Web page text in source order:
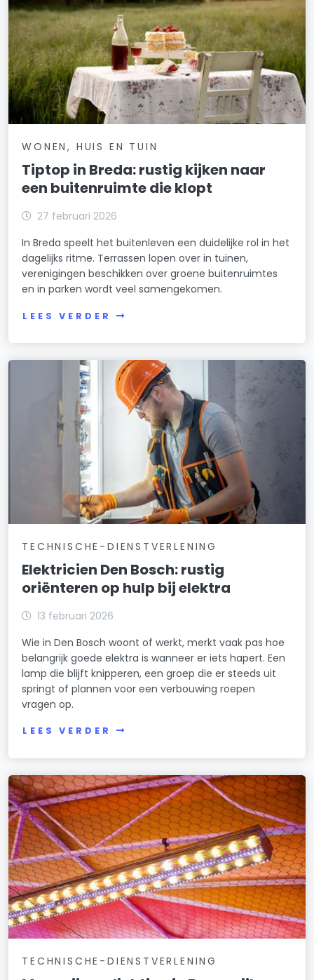
WONEN, HUIS EN TUIN
Tiptop in Breda: rustig kijken naar
een buitenruimte die klopt
27 februari 2026
In Breda speelt het buitenleven een duidelijke rol in het
dagelijks ritme. Terrassen lopen over in tuinen,
verenigingen beschikken over groene buitenruimtes
en in parken wordt veel samengekomen.
LEES VERDER
TECHNISCHE-DIENSTVERLENING
Elektricien Den Bosch: rustig
oriënteren op hulp bij elektra
13 februari 2026
Wie in Den Bosch woont of werkt, merkt vaak pas hoe
belangrijk goede elektra is wanneer er iets hapert. Een
lamp die blijft knipperen, een groep die er steeds uit
springt of plannen voor een verbouwing roepen
vragen op.
LEES VERDER
TECHNISCHE-DIENSTVERLENING